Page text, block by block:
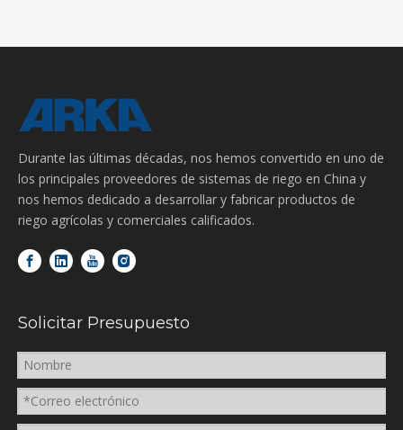
Durante las últimas décadas, nos hemos convertido en uno de
los principales proveedores de sistemas de riego en China y
nos hemos dedicado a desarrollar y fabricar productos de
riego agrícolas y comerciales calificados.
Solicitar Presupuesto